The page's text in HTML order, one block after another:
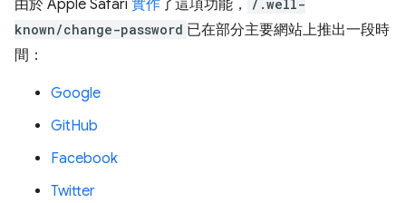
由於 Apple Safari 實作了這項功能，
/.well-
known/change-password 已在部分主要網站上推出一段時
間：
Google
GitHub
Facebook
Twitter